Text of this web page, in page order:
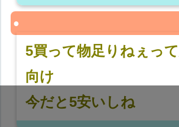
5買って物足りねぇっ
向け
今だと5安いしね